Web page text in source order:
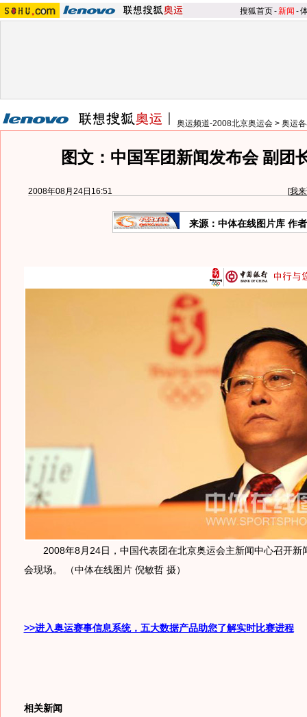
搜狐首页-新闻 -
奥运频道-2008北京奥运会 > 奥运
图文：中国军团新闻发布会 副团
2008年08月24日16:51 [我
来源：中体在线图片库 作
2008年8月24日，中国代表团在北京奥运会主新闻中心召开新
会现场。 （中体在线图片 倪敏哲 摄）
>>进入奥运赛事信息系统，五大数据产品助您了解实时比赛进程
相关新闻